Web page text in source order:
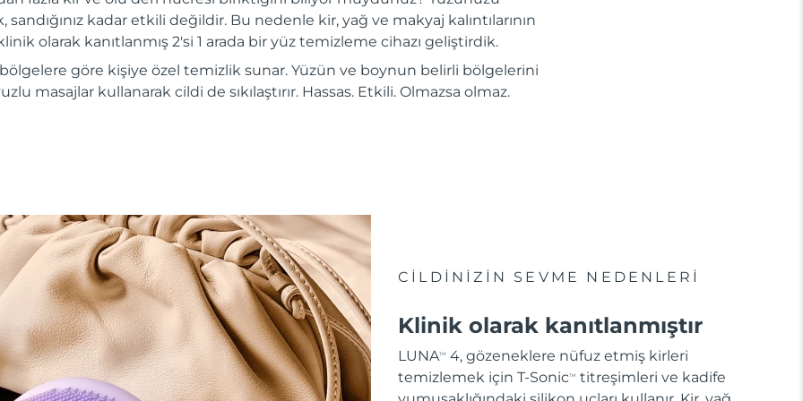
kadar etkili değildir. Bu nedenle kir, yağ ve makyaj kalıntılarının
olarak kanıtlanmış 2'si 1 arada bir yüz temizleme cihazı geliştirdik.
göre kişiye özel temizlik sunar. Yüzün ve boynun belirli bölgelerini
masajlar kullanarak cildi de sıkılaştırır. Hassas. Etkili. Olmazsa olmaz.
CİLDİNİZİN SEVME NEDENLERİ
Klinik olarak kanıtlanmıştır
LUNATM
4, gözeneklere nüfuz etmiş kirleri
temizlemek için T-SonicTM
titreşimleri ve kadife